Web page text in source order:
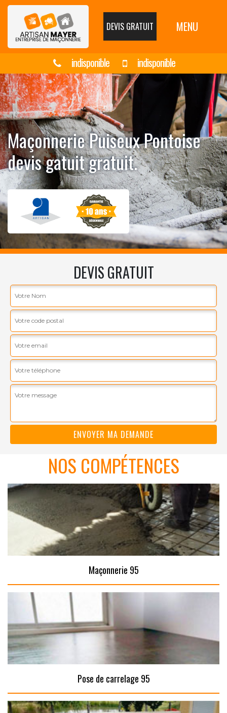
DEVIS GRATUIT MENU
indisponible indisponible
Maçonnerie Puiseux Pontoise
devis gatuit gratuit.
DEVIS GRATUIT
NOS COMPÉTENCES
Maçonnerie 95
Pose de carrelage 95